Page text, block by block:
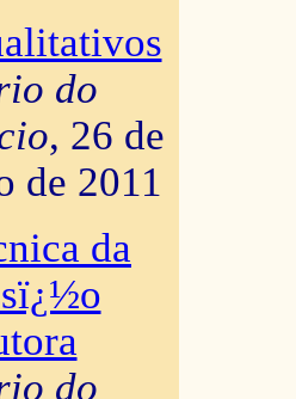
do
, 26 de
de 2011
da
do